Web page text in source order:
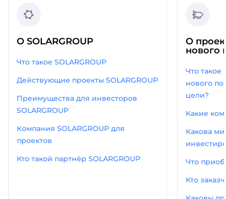
О SOLARGROUP
Что такое SOLARGROUP
Действующие проекты SOLARGROUP
Преимущества для инвесторов
SOLARGROUP
Компания SOLARGROUP для
проектов
Кто такой партнёр SOLARGROUP
О
нового
Что
нового
цели?
Какие
Какова
Что
Кто